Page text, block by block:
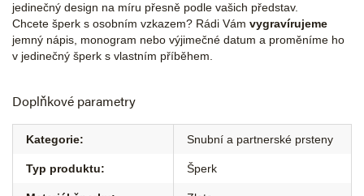
jedinečný design na míru přesně podle vašich představ.
Chcete šperk s osobním vzkazem? Rádi Vám vygravírujeme
jemný nápis, monogram nebo výjimečné datum a proměníme ho
v jedinečný šperk s vlastním příběhem.
Doplňkové parametry
Kategorie: Snubní a partnerské prsteny
Typ produktu: Šperk